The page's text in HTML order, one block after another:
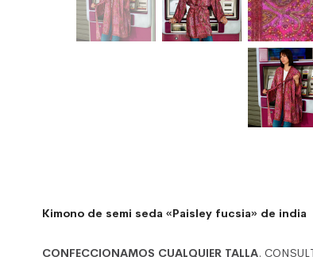
Kimono de semi seda «Paisley fucsia» de india
CONFECCIONAMOS CUALQUIER TALLA.